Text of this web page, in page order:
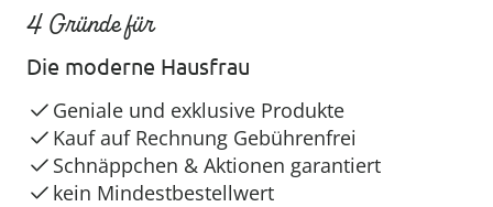
4 Gründe für
Die moderne Hausfrau
Geniale und exklusive Produkte
Kauf auf Rechnung Gebührenfrei
Schnäppchen & Aktionen garantiert
kein Mindestbestellwert